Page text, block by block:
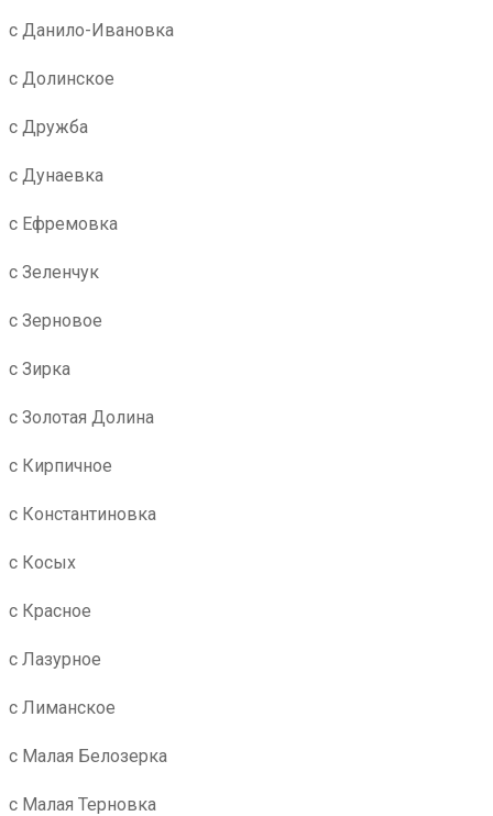
с Данило-Ивановка
с Долинское
с Дружба
с Дунаевка
с Ефремовка
с Зеленчук
с Зерновое
с Зирка
с Золотая Долина
с Кирпичное
с Константиновка
с Косых
с Красное
с Лазурное
с Лиманское
с Малая Белозерка
с Малая Терновка